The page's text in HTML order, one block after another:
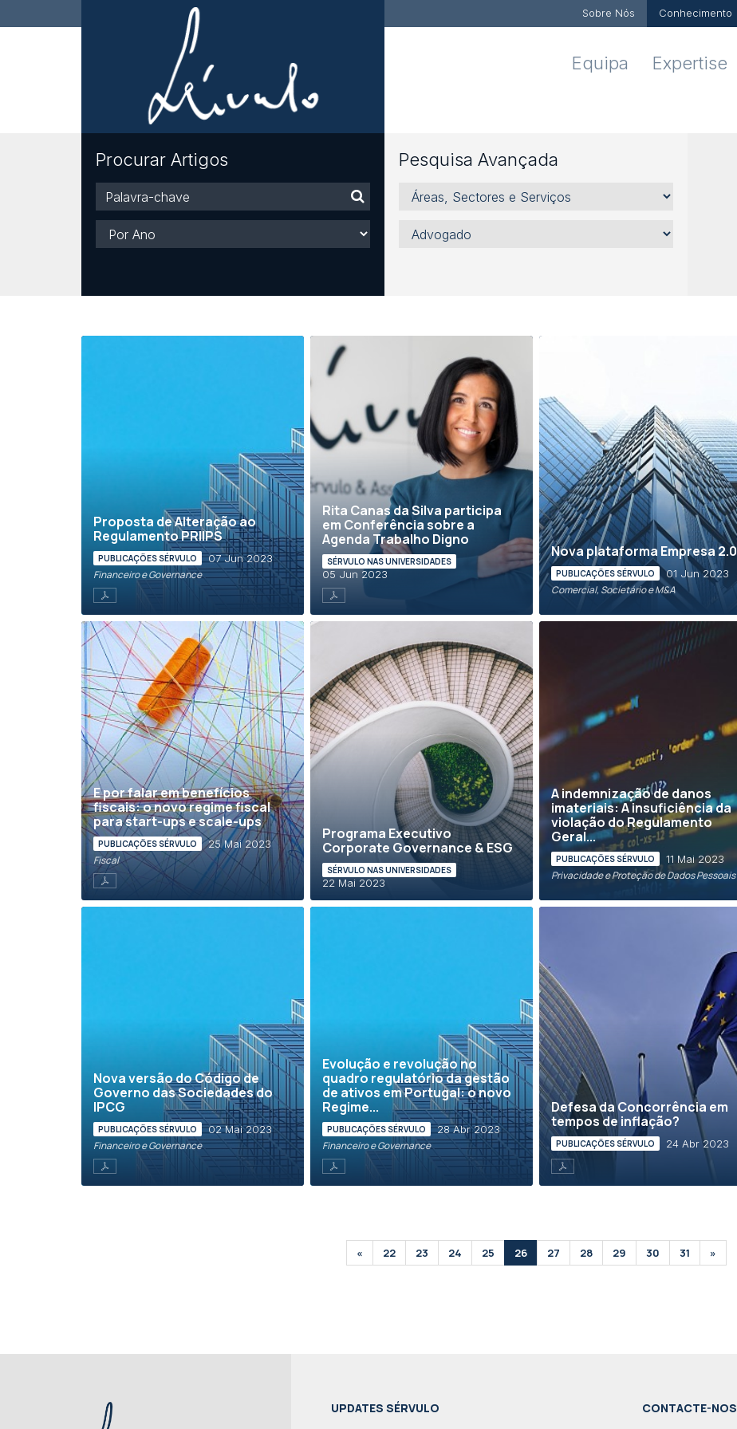
Sobre Nós Conhecimento
Equipa Expertise
Procurar Artigos
Palavra-
chave
Ano
Pesquisa Avançada
Áreas,
Sectores
Serviços
Advogado
Proposta de Alteração ao
Regulamento PRIIPS
PUBLICAÇÕES SÉRVULO 07 Jun 2023
Financeiro e Governance
Rita Canas da Silva participa
em Conferência sobre a
Agenda Trabalho Digno
SÉRVULO NAS UNIVERSIDADES
05 Jun 2023
Nova plataforma Empresa 2.0
PUBLICAÇÕES SÉRVULO 01 Jun 2023
Comercial, Societário e M&A
E por falar em benefícios
fiscais: o novo regime fiscal
para start-ups e scale-ups
PUBLICAÇÕES SÉRVULO 25 Mai 2023
Fiscal
Programa Executivo
Corporate Governance & ESG
SÉRVULO NAS UNIVERSIDADES
22 Mai 2023
A indemnização de danos
imateriais: A insuficiência da
violação do Regulamento
Geral...
PUBLICAÇÕES SÉRVULO 11 Mai 2023
Privacidade e Proteção de Dados Pessoais
Nova versão do Código de
Governo das Sociedades do
IPCG
PUBLICAÇÕES SÉRVULO 02 Mai 2023
Financeiro e Governance
Evolução e revolução no
quadro regulatório da gestão
de ativos em Portugal: o novo
Regime...
PUBLICAÇÕES SÉRVULO 28 Abr 2023
Financeiro e Governance
Defesa da Concorrência em
tempos de inflação?
PUBLICAÇÕES SÉRVULO 24 Abr 2023
« 22 23 24 25 26 27 28 29 30 31 »
UPDATES SÉRVULO CONTACTE-NOS